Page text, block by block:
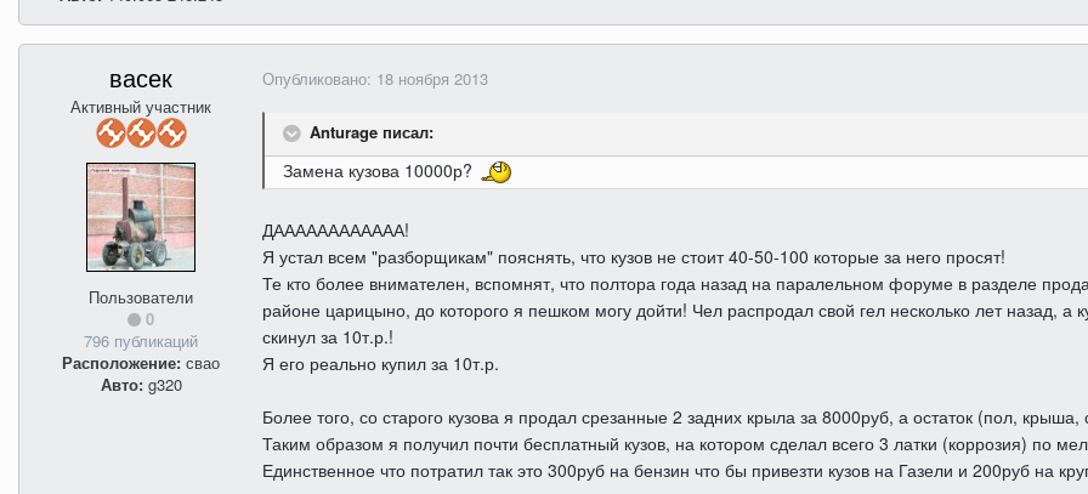
васек
Активный участник
Пользователи
0
796 публикаций
Расположение: свао
Авто:g320
Опубликовано: 18 ноября 2013
Anturage писал:
Замена кузова 10000р?
ДАААААААААААА!
Я устал всем "разборщикам" пояснять, что кузов не стоит 40-50-100 которые за него просят!
Те кто более внимателен, вспомнят, что полтора года назад на паралельном форуме в разделе
районе царицыно, до которого я пешком могу дойти! Чел распродал свой гел несколько лет назад, а
скинул за 10т.р.!
Я его реально купил за 10т.р.
Более того, со старого кузова я продал срезанные 2 задних крыла за 8000руб, а остаток (пол,
Таким образом я получил почти бесплатный кузов, на котором сделал всего 3 латки (коррозия) по
Единственное что потратил так это 300руб на бензин что бы привезти кузов на Газели и 200руб на